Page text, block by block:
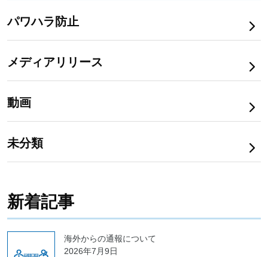
パワハラ防止
メディアリリース
動画
未分類
新着記事
海外からの通報について
2026年7月9日